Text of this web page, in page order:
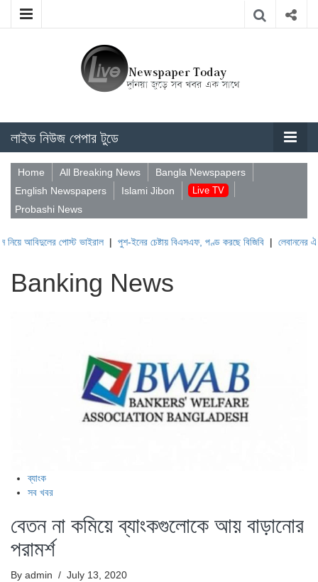
লাইভ নিউজ পেপার টুডে
Home All Breaking News
Bangla Newspapers
English Newspapers
Islami Jibon Live TV
Probashi News
পোস্ট ভাইরাল| পুশ-ইনের চেষ্টায় বিএসএফ, পণ্ড করছে বিজিবি|লেবাননের ঐতিহাসিক
Banking News
ব্যাংক
সব খবর
বেতন না কমিয়ে ব্যাংকগুলোকে আয় বাড়ানোর
পরামর্শ
By admin / July 13, 2020